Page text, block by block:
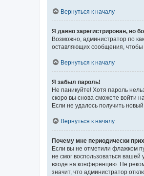
Вернуться к началу
Я давно зарегистрирован, но
Возможно, администратор по
оставляющих сообщения, чтобы
Вернуться к началу
Я забыл пароль!
Не паникуйте! Хотя пароль
скоро вы снова сможете войти
Если не удалось получить
Вернуться к началу
Почему мне периодически
Если вы не отметили флажком
не смог воспользоваться
входе на конференцию. Не
значит, что администратор